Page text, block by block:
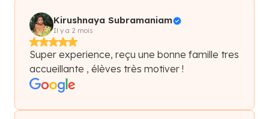
Kirushnaya Subramaniam
Il y a 2 mois
Super experience, reçu une bonne famille tres
accueillante , élèves très motiver !